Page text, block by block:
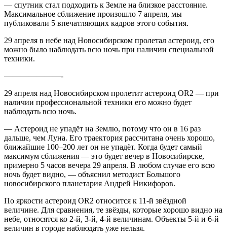
— спутник стал подходить к Земле на близкое расстояние.
Максимальное сближение произошло 7 апреля, мы
публиковали 5 впечатляющих кадров этого события.
29 апреля в небе над Новосибирском пролетал астероид, его
можно было наблюдать всю ночь при наличии специальной
техники.
———————-
29 апреля над Новосибирском пролетит астероид OR2 — при
наличии профессиональной техники его можно будет
наблюдать всю ночь.
— Астероид не упадёт на Землю, потому что он в 16 раз
дальше, чем Луна. Его траектория рассчитана очень хорошо,
ближайшие 100–200 лет он не упадёт. Когда будет самый
максимум сближения — это будет вечер в Новосибирске,
примерно 5 часов вечера 29 апреля. В любом случае его всю
ночь будет видно, — объяснил методист Большого
новосибирского планетария Андрей Никифоров.
По яркости астероид OR2 относится к 11-й звёздной
величине. Для сравнения, те звёзды, которые хорошо видно на
небе, относятся ко 2-й, 3-й, 4-й величинам. Объекты 5-й и 6-й
величин в городе наблюдать уже нельзя.